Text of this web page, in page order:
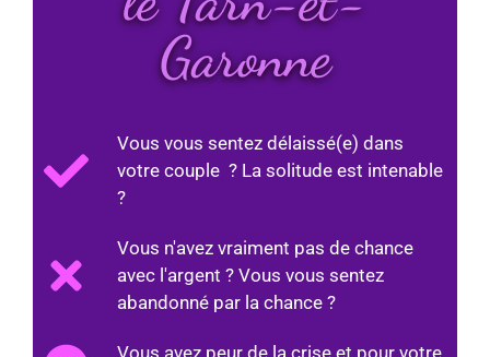
Garonne
Vous vous sentez délaissé(e) dans
votre couple ? La solitude est intenable
?
Vous n'avez vraiment pas de chance
avec l'argent ? Vous vous sentez
abandonné par la chance ?
Vous avez peur de la crise et pour votre